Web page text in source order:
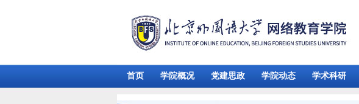
首页 学院概况 党建思政 学院动态 学术科研